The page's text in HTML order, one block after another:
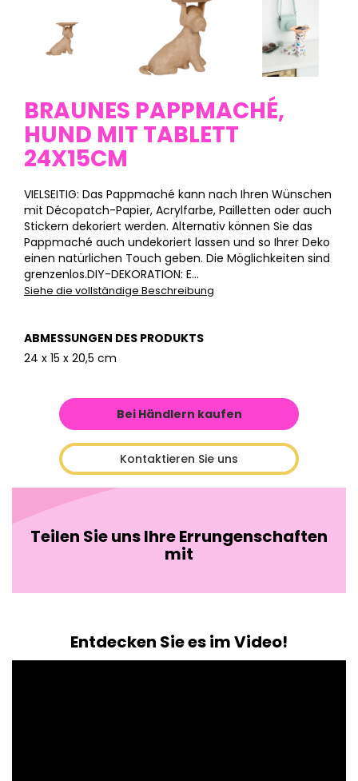
BRAUNES PAPPMACHÉ,
HUND MIT TABLETT
24X15CM
VIELSEITIG: Das Pappmaché kann nach Ihren Wünschen
mit Décopatch-Papier, Acrylfarbe, Pailletten oder auch
Stickern dekoriert werden. Alternativ können Sie das
Pappmaché auch undekoriert lassen und so Ihrer Deko
einen natürlichen Touch geben. Die Möglichkeiten sind
grenzenlos.DIY-DEKORATION: E...
Siehe die vollständige Beschreibung
ABMESSUNGEN DES PRODUKTS
24 x 15 x 20,5 cm
Bei Händlern kaufen
Kontaktieren Sie uns
Teilen Sie uns Ihre Errungenschaften
mit
Entdecken Sie es im Video!